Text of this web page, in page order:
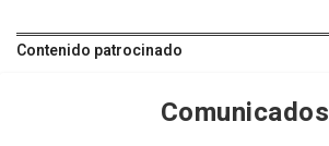
Contenido patrocinado
Comunicados